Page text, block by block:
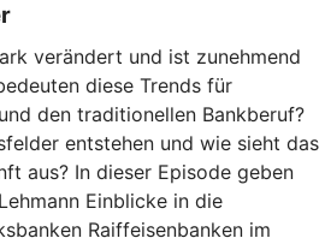
verändert und ist zunehmend
diese Trends für
den traditionellen Bankberuf?
entstehen und wie sieht das
aus? In dieser Episode geben
Einblicke in die
Raiffeisenbanken im